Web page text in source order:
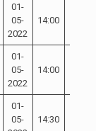
01-
05-
2022
14:00
01-
05-
2022
14:00
01-
05-
14:30